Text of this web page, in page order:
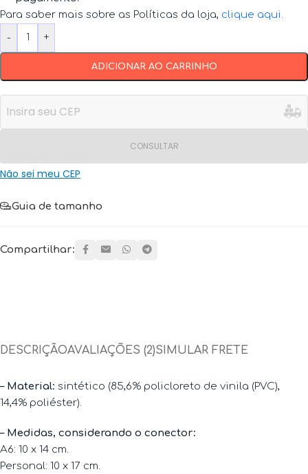
Para saber mais sobre as Políticas da loja, clique aqui.
- +
ADICIONAR AO CARRINHO
CONSULTAR
Não sei meu CEP
Guia de tamanho
Compartilhar:
DESCRIÇÃOAVALIAÇÕES (2)SIMULAR FRETE
– Material: sintético (85,6% policloreto de vinila (PVC),
14,4% poliéster).
– Medidas, considerando o conector:
A6: 10 x 14 cm.
Personal: 10 x 17 cm.